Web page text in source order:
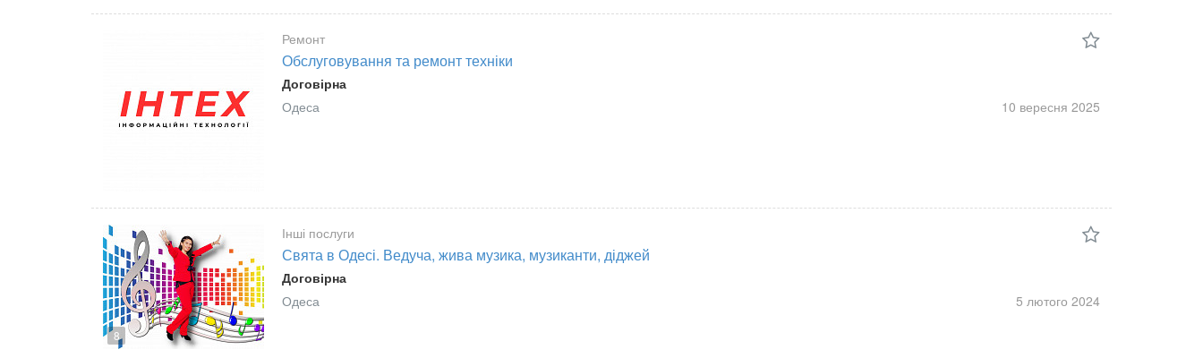
Ремонт
Обслуговування та ремонт техніки
Договірна
Одеса
10 вересня 2025
8
Інші послуги
Свята в Одесі. Ведуча, жива музика, музиканти, діджей
Договірна
Одеса
5 лютого 2024